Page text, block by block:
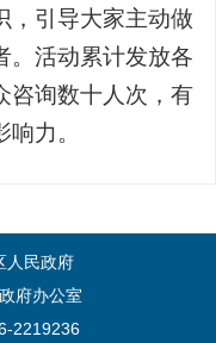
，引导大家主动做
。活动累计发放各
咨询数十人次，有
力。
人民政府
府办公室
2219236